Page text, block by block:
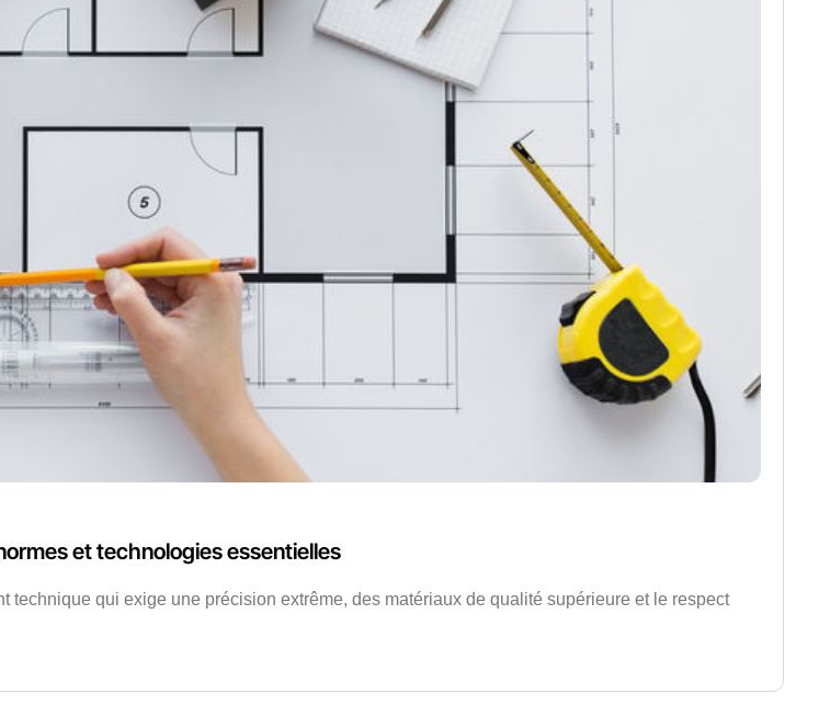
et technologies essentielles
qui exige une précision extrême, des matériaux de qualité supérieure et le respect